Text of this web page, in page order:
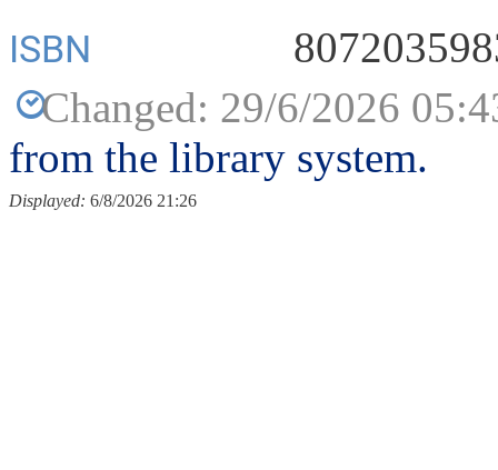
ISBN
Changed: 29/6/2026
from the library system.
Displayed: 6/8/2026 21:26